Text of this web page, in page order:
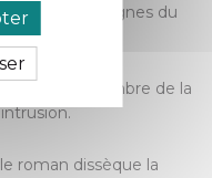
brouiller les lignes du
la face sombre de la
roman dissèque la